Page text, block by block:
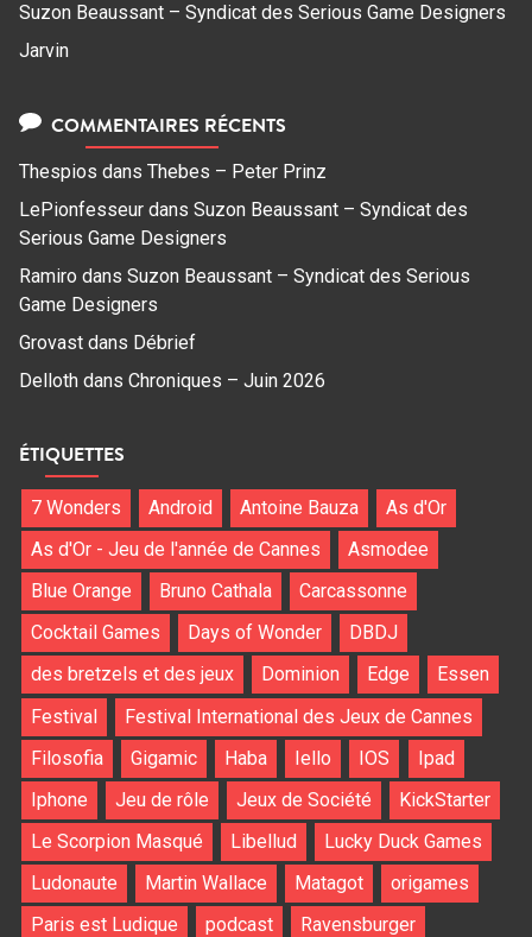
Suzon Beaussant – Syndicat des Serious Game Designers
Jarvin
COMMENTAIRES RÉCENTS
Thespios dans Thebes – Peter Prinz
LePionfesseur dans Suzon Beaussant – Syndicat des
Serious Game Designers
Ramiro dans Suzon Beaussant – Syndicat des Serious
Game Designers
Grovast dans Débrief
Delloth dans Chroniques – Juin 2026
ÉTIQUETTES
7 Wonders Android Antoine Bauza
As d'Or
As d'Or - Jeu de l'année de Cannes
Asmodee
Blue Orange
Bruno Cathala
Carcassonne
Cocktail Games
Days of Wonder
DBDJ
des bretzels et des jeux
Dominion Edge
Essen
Festival
Festival International des Jeux de Cannes
Filosofia
Gigamic Haba Iello IOS
Ipad
Iphone
Jeu de rôle Jeux de Société
KickStarter
Le Scorpion Masqué
Libellud
Lucky Duck Games
Ludonaute
Martin Wallace Matagot
origames
Paris est Ludique
podcast Ravensburger